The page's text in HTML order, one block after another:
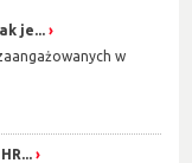
je...
w